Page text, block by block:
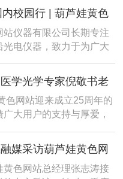
展会，A区2097号展
！关于会议警用反恐装备
、安检排爆装备、计算
校园行 | 葫芦娃黄色
探准相位匹配与量子
仪器有限公司长期专注
电仪器，致力于为广大
创新。近期，葫芦娃
技术优势与资源整合能
仪器国内校园行活动，
走进校园...
学光学专家倪敬书老
沿与产业未来
色网站迎来成立25周年的
广大用户的支持与厚爱，
沿视点名人专访成为系列活动
通过葫芦娃黄色网站的平
电前沿技术与人物，推
媒采访葫芦娃黄色网
迭代促进订单增长？
黄色网站总经理张志涛接